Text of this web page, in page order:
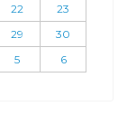
22
23
29
30
5 6